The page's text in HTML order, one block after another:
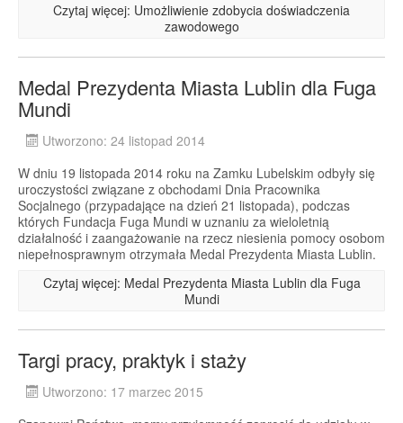
Czytaj więcej: Umożliwienie zdobycia doświadczenia
zawodowego
Medal Prezydenta Miasta Lublin dla Fuga
Mundi
Utworzono: 24 listopad 2014
W dniu 19 listopada 2014 roku na Zamku Lubelskim odbyły się
uroczystości związane z obchodami Dnia Pracownika
Socjalnego (przypadające na dzień 21 listopada), podczas
których Fundacja Fuga Mundi w uznaniu za wieloletnią
działalność i zaangażowanie na rzecz niesienia pomocy osobom
niepełnosprawnym otrzymała Medal Prezydenta Miasta Lublin.
Czytaj więcej: Medal Prezydenta Miasta Lublin dla Fuga
Mundi
Targi pracy, praktyk i staży
Utworzono: 17 marzec 2015